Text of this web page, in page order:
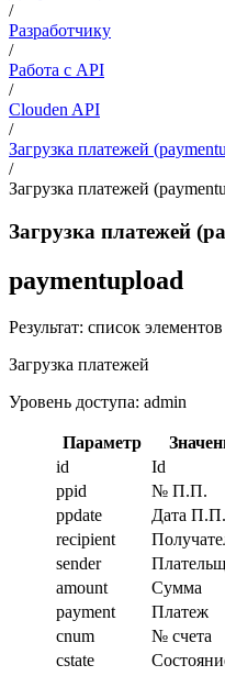
/
Разработчику
/
Работа с API
/
Clouden API
/
Загрузка платежей
/
Загрузка платежей
Загрузка платежей
paymentupload
Результат: список элементов
Загрузка платежей
Уровень доступа: admin
Параметр
id
Id
ppid
№ П.П.
ppdate
Дата П.П.
recipient
sender
amount
Сумма
payment
Платеж
cnum
№ счета
cstate